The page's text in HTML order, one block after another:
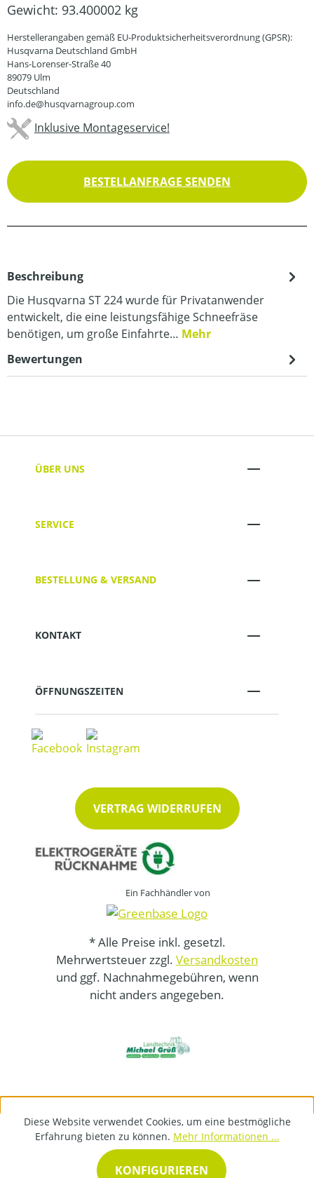
Gewicht: 93.400002 kg
Herstellerangaben gemäß EU-Produktsicherheitsverordnung (GPSR):
Husqvarna Deutschland GmbH
Hans-Lorenser-Straße 40
89079 Ulm
Deutschland
info.de@husqvarnagroup.com
Inklusive Montageservice!
BESTELLANFRAGE SENDEN
Beschreibung
Die Husqvarna ST 224 wurde für Privatanwender
entwickelt, die eine leistungsfähige Schneefräse
benötigen, um große Einfahrte… Mehr
Bewertungen
ÜBER UNS
SERVICE
BESTELLUNG & VERSAND
KONTAKT
ÖFFNUNGSZEITEN
VERTRAG WIDERRUFEN
Ein Fachhändler von
* Alle Preise inkl. gesetzl.
Mehrwertsteuer zzgl. Versandkosten
und ggf. Nachnahmegebühren, wenn
nicht anders angegeben.
Diese Website verwendet Cookies, um eine bestmögliche
Erfahrung bieten zu können. Mehr Informationen ...
KONFIGURIEREN